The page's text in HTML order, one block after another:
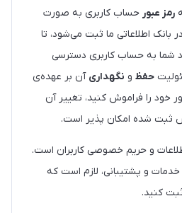
رمز عبور حساب کاربری به صورت
بانک اطلاعاتی ما ثبت می‌شود، تا
به حساب کاربری دسترسی
حفظ و نگهداری آن بر عهده‌ی
خود را فراموش کنید، تغییر آن
ثبت شده امکان پذیر است.
و حریم خصوصی کاربران است.
خدمات و پشتیبانی، لازم است که
کنید.